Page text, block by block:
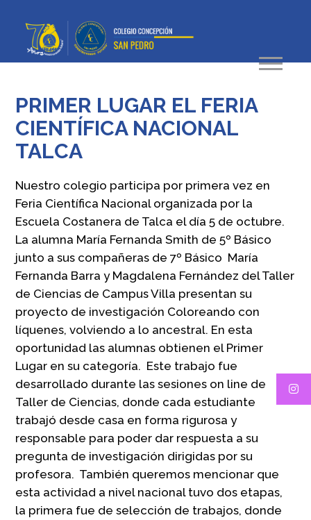
PRIMER LUGAR EL FERIA
CIENTÍFICA NACIONAL
TALCA
Nuestro colegio participa por primera vez en
Feria Científica Nacional organizada por la
Escuela Costanera de Talca el día 5 de octubre.
La alumna María Fernanda Smith de 5º Básico
junto a sus compañeras de 7º Básico María
Fernanda Barra y Magdalena Fernández del Taller
de Ciencias de Campus Villa presentan su
proyecto de investigación Coloreando con
líquenes, volviendo a lo ancestral. En esta
oportunidad las alumnas obtienen el Primer
Lugar en su categoría. Este trabajo fue
desarrollado durante las sesiones on line de
Taller de Ciencias, donde cada estudiante
trabajó desde casa en forma rigurosa y
responsable para poder dar respuesta a su
pregunta de investigación dirigidas por su
profesora. También queremos mencionar que
esta actividad a nivel nacional tuvo dos etapas,
la primera fue de selección de trabajos, donde